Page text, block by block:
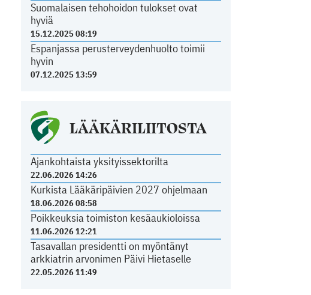
Suomalaisen tehohoidon tulokset ovat
hyviä
15.12.2025 08:19
Espanjassa perusterveydenhuolto toimii
hyvin
07.12.2025 13:59
LÄÄKÄRILIITOSTA
Ajankohtaista yksityissektorilta
22.06.2026 14:26
Kurkista Lääkäripäivien 2027 ohjelmaan
18.06.2026 08:58
Poikkeuksia toimiston kesäaukioloissa
11.06.2026 12:21
Tasavallan presidentti on myöntänyt
arkkiatrin arvonimen Päivi Hietaselle
22.05.2026 11:49